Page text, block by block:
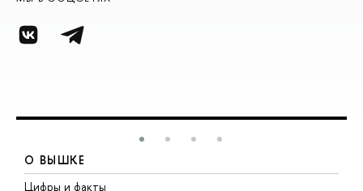
О ВЫШКЕ
Цифры и факты